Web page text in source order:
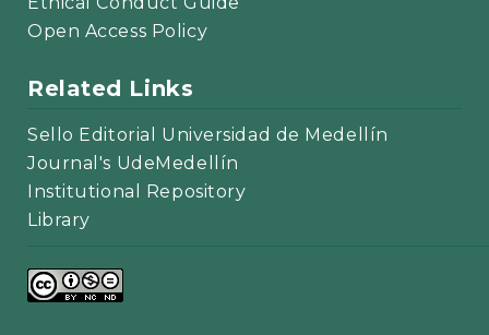
Open Access Policy
Related Links
Sello Editorial Universidad de Medellín
Journal's UdeMedellín
Institutional Repository
Library